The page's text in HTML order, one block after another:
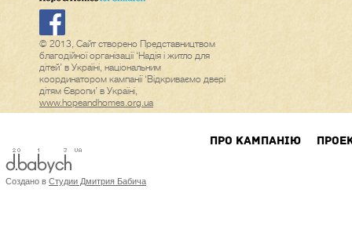
© 2013, Сайт створено Представництвом
благодійної організації ‘Надія і житло для
дітей’ в Україні, національним
координатором кампанії ‘Відкриваємо двері
дітям Європи’ в Україні,
www.hopeandhomes.org.ua
ПРО КАМПАНIЮ
Создано в Студии Дмитрия Бабича